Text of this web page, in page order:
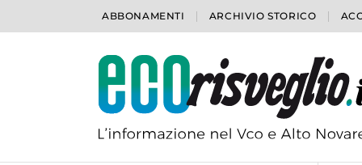
ABBONAMENTI ARCHIVIO STORICO